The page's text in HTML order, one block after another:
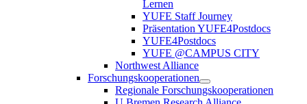
Lernen
YUFE Staff Journey
Präsentation YUFE4Postdocs
YUFE4Postdocs
YUFE @CAMPUS CITY
Northwest Alliance
Forschungskooperationen
Regionale Forschungskooperationen